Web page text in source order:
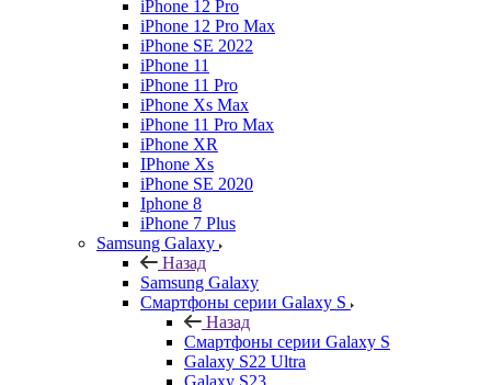
iPhone 12 Pro
iPhone 12 Pro Max
iPhone SE 2022
iPhone 11
iPhone 11 Pro
iPhone Xs Max
iPhone 11 Pro Max
iPhone XR
IPhone Xs
iPhone SE 2020
Iphone 8
iPhone 7 Plus
Samsung Galaxy
Назад
Samsung Galaxy
Смартфоны серии Galaxy S
Назад
Смартфоны серии Galaxy S
Galaxy S22 Ultra
Galaxy S23